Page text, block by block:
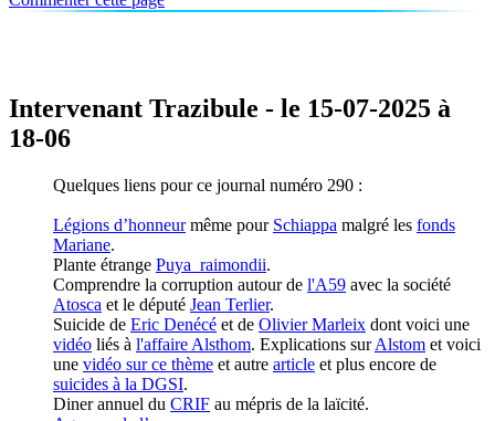
Intervenant Trazibule - le 15-07-2025 à
18-06
Quelques liens pour ce journal numéro 290 :
Légions d’honneurmême pour Schiappa malgré les fonds
Mariane.
Plante étrange Puya_raimondii.
Comprendre la corruption autour de l'A59 avec la société
Atosca et le député Jean Terlier.
Suicide de Eric Denécé et de Olivier Marleix dont voici une
vidéo liés à l'affaire Alsthom. Explications surAlstom et voici
une vidéo sur ce thème et autre article et plus encore de
suicides à la DGSI.
Diner annuel du CRIF au mépris de la laïcité.